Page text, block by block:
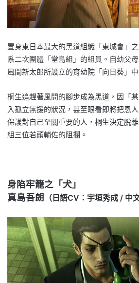
置身東日本最大的黑道組織「東城會」
系二次團體「堂島組」的組員。自幼父
風間新太郎所設立的育幼院「向日葵」中
桐生追趕著風間的腳步成為黑道，因「
入孤立無援的狀況，甚至眼看即將把恩
保護對自己至關重要的人，桐生決定脫
組三位若頭輔佐的阻攔。
身陷牢籠之「犬」
真島吾朗
（日語CV：宇垣秀成 / 中